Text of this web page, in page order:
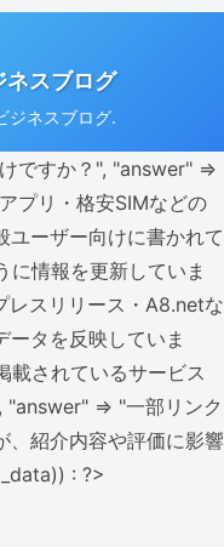
スブログ
ネスブログ.
ですか？", "answer" =>
プリ・格安SIMなどの
ユーザー向けに書かれて
情報を更新していま
レスリリース・A8.netな
ータを反映していま
されているサービス
=> "一部リンク
、紹介内容や評価に影響
: ?>